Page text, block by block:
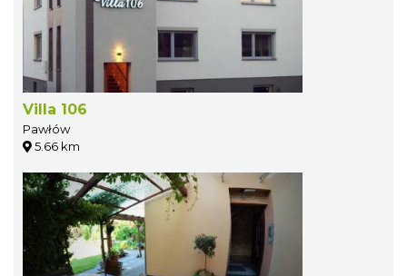
Villa 106
Pawłów
5.66 km